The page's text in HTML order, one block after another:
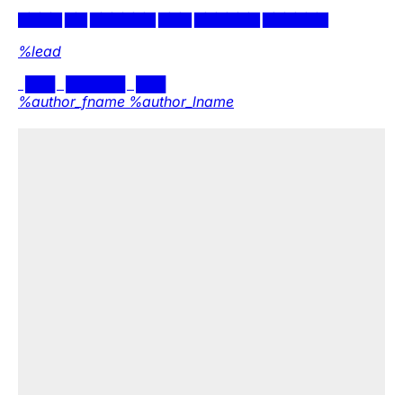
Pogrzeb Andrzeja Morozowskiego. Znamy
szczegóły
Wiemy, kiedy i gdzie odbędzie się pogrzeb Andrzeja